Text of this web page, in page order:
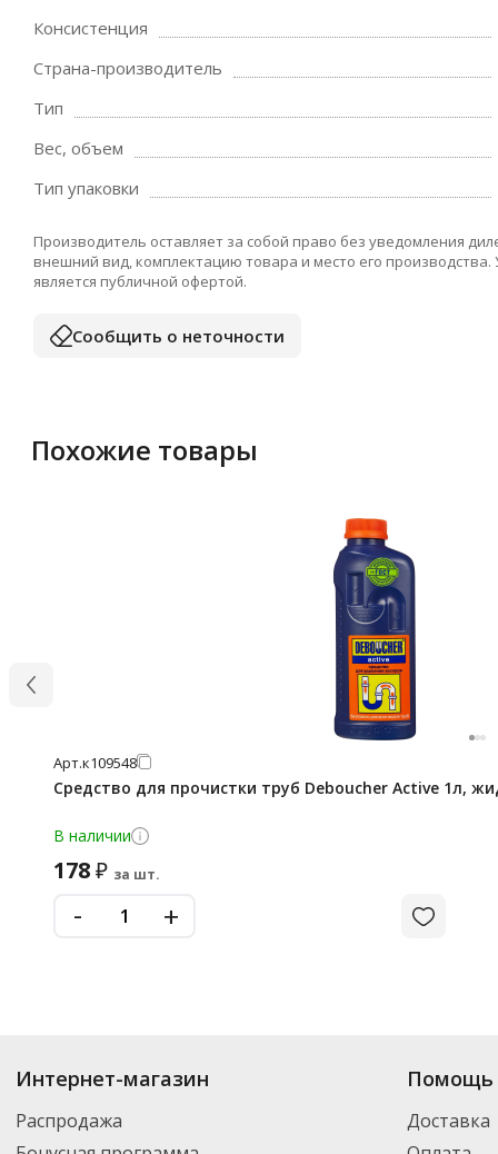
Консистенция
Страна-производитель
Тип
Вес, объем
Тип упаковки
Производитель оставляет за собой право без уведомления
внешний вид, комплектацию товара и место его
является публичной офертой.
Сообщить о неточности
Похожие товары
Арт.к109548
Средство для прочистки труб Deboucher Active 1л,
В наличии
178₽ за шт.
- +
Интернет-магазин
Распродажа
Помощь
Доставка